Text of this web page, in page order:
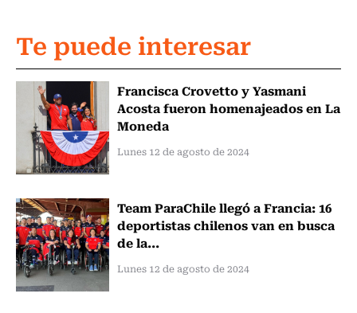
Te puede interesar
Francisca Crovetto y Yasmani
Acosta fueron homenajeados en La
Moneda
Lunes 12 de agosto de 2024
Team ParaChile llegó a Francia: 16
deportistas chilenos van en busca
de la...
Lunes 12 de agosto de 2024